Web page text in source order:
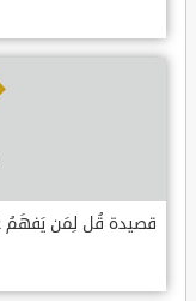
قصيدة قُل لِمَن يَفهَمُ